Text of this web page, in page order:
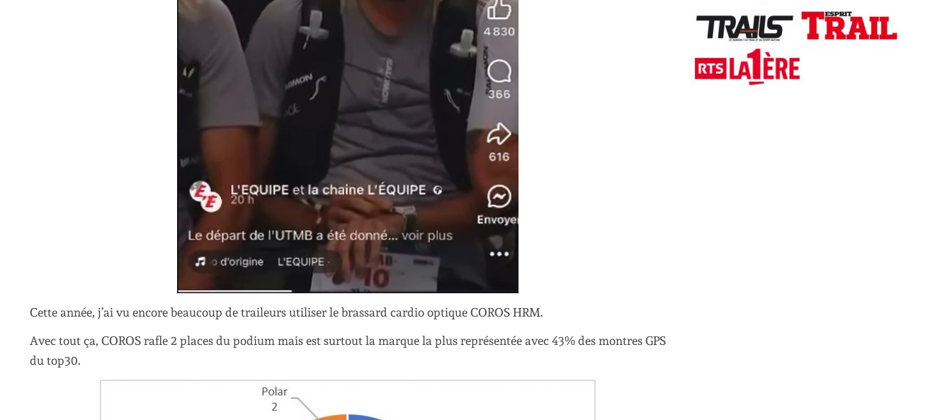
Cette année, j’ai vu encore beaucoup de traileurs utiliser le brassard cardio optique COROS HRM.
Avec tout ça, COROS rafle 2 places du podium mais est surtout la marque la plus représentée avec 43% des montres GPS
du top30.